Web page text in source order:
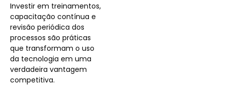
Investir em treinamentos,
capacitação contínua e
revisão periódica dos
processos são práticas
que transformam o uso
da tecnologia em uma
verdadeira vantagem
competitiva.